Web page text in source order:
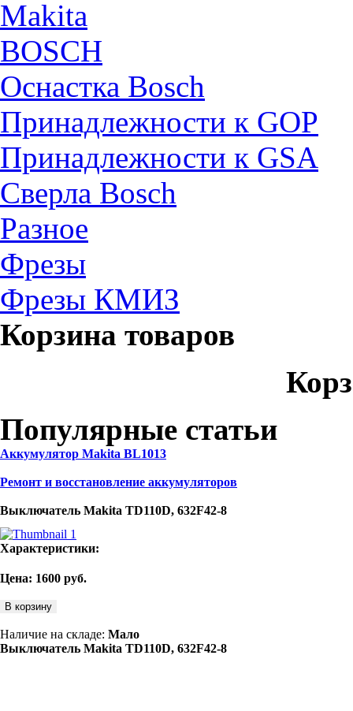
Makita
BOSCH
Оснастка Bosch
Принадлежности к GOP
Принадлежности к GSA
Сверла Bosch
Разное
Фрезы
Фрезы КМИЗ
Корзина товаров
Популярные статьи
Аккумулятор Makita BL1013
Ремонт и восстановление аккумуляторов
Выключатель Makita TD110D, 632F42-8
Характеристики:
Цена: 1600 руб.
В корзину
Наличие на складе: Мало
Выключатель Makita TD110D, 632F42-8